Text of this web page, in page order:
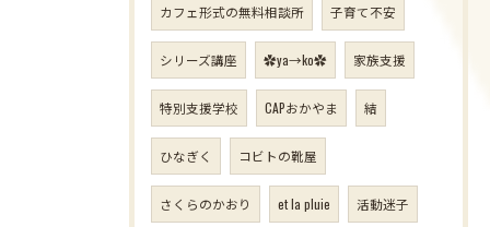
カフェ形式の無料相談所 子育て不安
シリーズ講座 ✿ya→ko✿ 家族支援
特別支援学校 CAPおかやま 結
ひなぎく コビトの靴屋
さくらのかおり et la pluie 活動迷子